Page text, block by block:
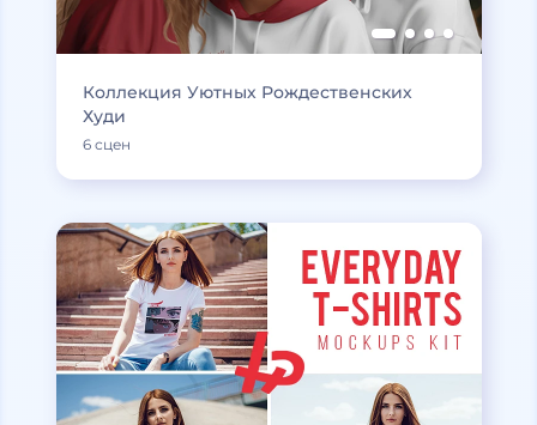
Коллекция Уютных Рождественских
Худи
6 сцен